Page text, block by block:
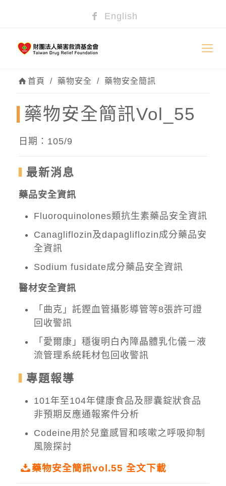
English
首頁 / 藥物安全 / 藥物安全簡訊
藥物安全簡訊Vol_55
日期：105/9
最新消息
藥品安全資訊
Fluoroquinolones類抗生素藥品安全資訊
Canagliflozin及dapagliflozin成分藥品安
全資訊
Sodium fusidate成分藥品安全資訊
醫材安全資訊
「曲克」託鏗血管攝影導管等8張許可證
回收警訊
「愛爾康」穩復明白內障晶體乳化儀－液
流管理系統耗材包回收警訊
專題報導
101年至104年健康食品及膠囊錠狀食品
非預期反應通報案件分析
Codeine用於兒童感冒和咳嗽之呼吸抑制
風險探討
藥物安全簡訊vol.55 全文下載